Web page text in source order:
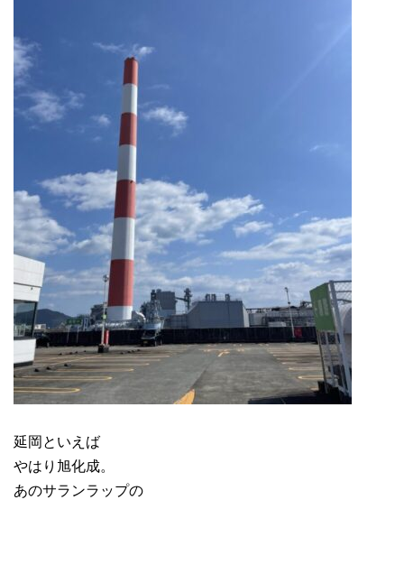
延岡といえば
やはり旭化成。
あのサランラップの